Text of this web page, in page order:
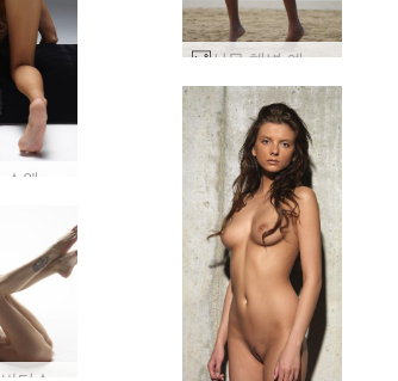
시몬 해변 예술 #5